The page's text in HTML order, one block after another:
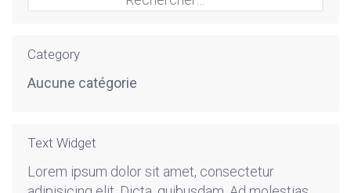
Category
Aucune catégorie
Text Widget
Lorem ipsum dolor sit amet, consectetur